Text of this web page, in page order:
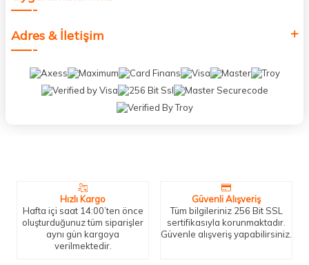
Adres & İletişim
Hızlı Kargo
Hafta içi saat 14:00’ten önce
oluşturduğunuz tüm siparişler
aynı gün kargoya
verilmektedir.
Güvenli Alışveriş
Tüm bilgileriniz 256 Bit SSL
sertifikasıyla korunmaktadır.
Güvenle alışveriş yapabilirsiniz.